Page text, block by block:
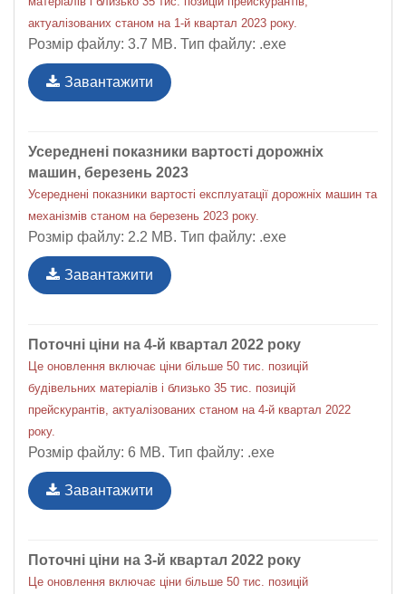
актуалізованих станом на 1-й квартал 2023 року.
Розмір файлу: 3.7 MB. Тип файлу: .exe
Завантажити
Усереднені показники вартості дорожніх
машин, березень 2023
Усереднені показники вартості експлуатації дорожніх машин та
механізмів станом на березень 2023 року.
Розмір файлу: 2.2 MB. Тип файлу: .exe
Завантажити
Поточні ціни на 4-й квартал 2022 року
Це оновлення включає ціни більше 50 тис. позицій
будівельних матеріалів і близько 35 тис. позицій
прейскурантів, актуалізованих станом на 4-й квартал 2022
року.
Розмір файлу: 6 MB. Тип файлу: .exe
Завантажити
Поточні ціни на 3-й квартал 2022 року
Це оновлення включає ціни більше 50 тис. позицій